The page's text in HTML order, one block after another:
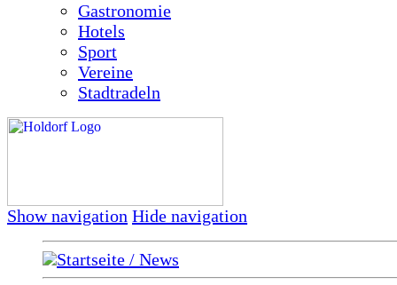
Gastronomie
Hotels
Sport
Vereine
Stadtradeln
Show navigation Hide navigation
Startseite / News